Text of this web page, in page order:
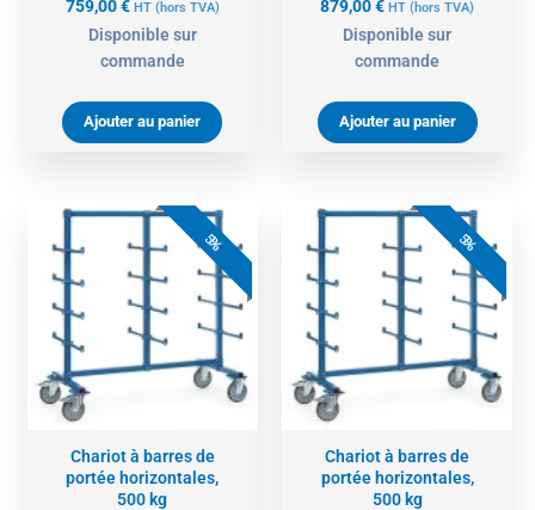
759,00€ HT (hors TVA)
Disponible sur
commande
Ajouter au panier
879,00€ HT (hors TVA)
Disponible sur
commande
Ajouter au panier
5%
Chariot à barres de
portée horizontales,
500 kg
Le
prix
initial
était :
936,00 €.
Le
889,00 €.
5%
Chariot à barres de
portée horizontales,
500 kg
Le
prix
initial
était :
957,00 €.
Le
909,00 €.